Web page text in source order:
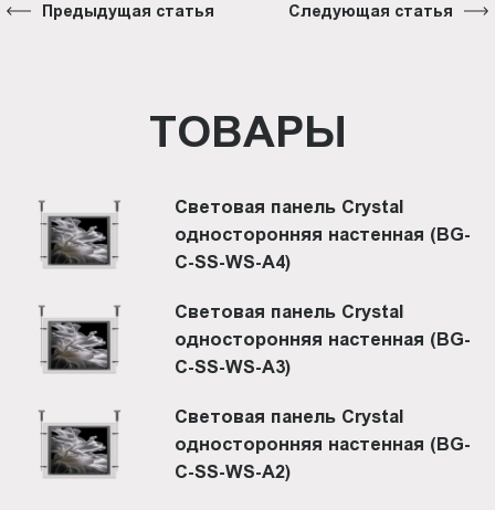
Предыдущая статья Следующая статья
ТОВАРЫ
Световая панель Crystal
односторонняя настенная (BG-
C-SS-WS-A4)
Световая панель Crystal
односторонняя настенная (BG-
C-SS-WS-A3)
Световая панель Crystal
односторонняя настенная (BG-
C-SS-WS-A2)